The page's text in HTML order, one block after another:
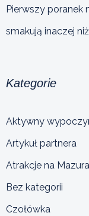
Pierwszy poranek
smakują inaczej
Kategorie
Aktywny
Artykuł partnera
Atrakcje na
Bez kategorii
Czołówka